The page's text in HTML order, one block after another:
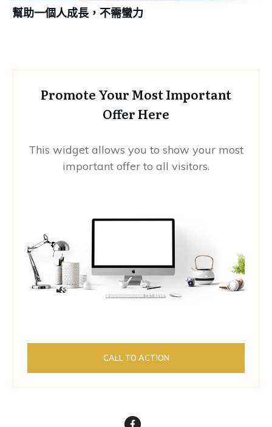
幫助一個人成長，不需蠻力
Promote Your Most Important
Offer Here
This widget allows you to show your most
important offer to all visitors.
CALL TO ACTION